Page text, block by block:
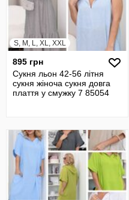
S, M, L, XL, XXL
895 грн
Сукня льон 42-56 літня
сукня жіноча сукня довга
плаття у смужку 7 85054